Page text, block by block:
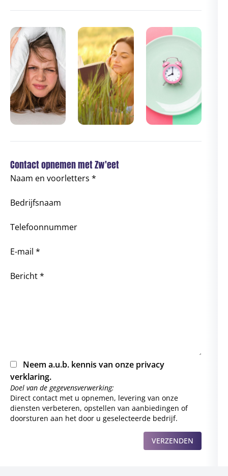
Contact opnemen met Zw'eet
Naam en voorletters *
Bedrijfsnaam
Telefoonnummer
E-mail *
Bericht *
Neem a.u.b. kennis van onze privacy
verklaring.
Doel van de gegevensverwerking:
Direct contact met u opnemen, levering van onze
diensten verbeteren, opstellen van aanbiedingen of
doorsturen aan het door u geselecteerde bedrijf.
VERZENDEN